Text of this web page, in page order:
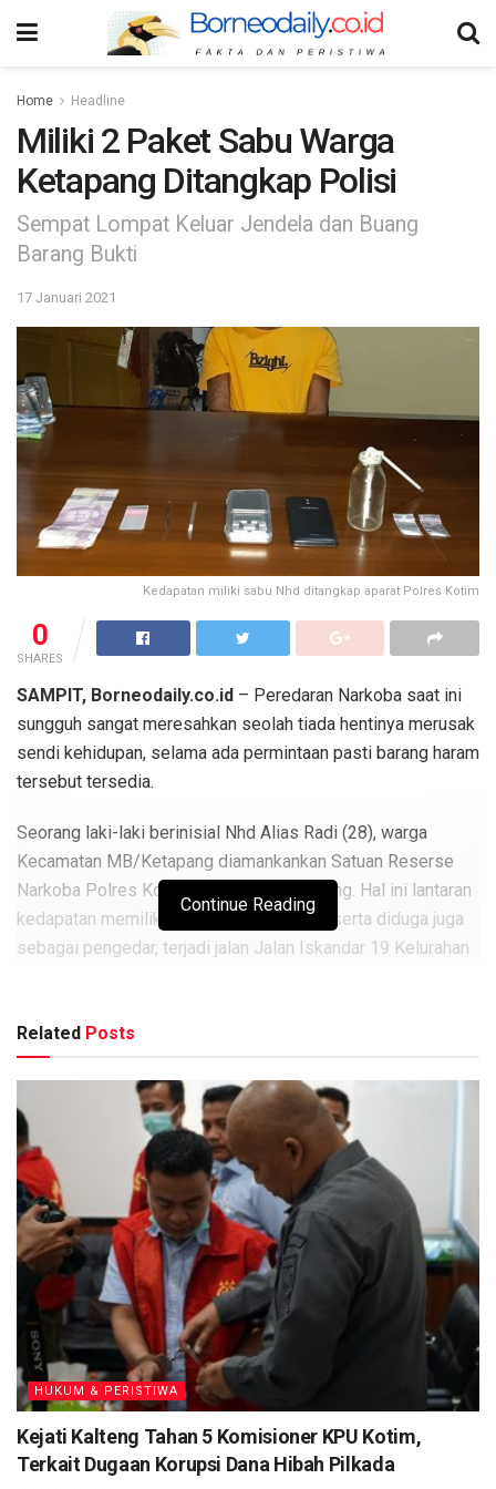
Home Headline
Miliki 2 Paket Sabu Warga
Ketapang Ditangkap Polisi
Sempat Lompat Keluar Jendela dan Buang
Barang Bukti
17 Januari 2021
Kedapatan miliki sabu Nhd ditangkap aparat Polres Kotim
0
SHARES
SAMPIT, Borneodaily.co.id – Peredaran Narkoba saat ini
sungguh sangat meresahkan seolah tiada hentinya merusak
sendi kehidupan, selama ada permintaan pasti barang haram
tersebut tersedia.
Seorang laki-laki berinisial Nhd Alias Radi (28), warga
Kecamatan MB/Ketapang diamankankan Satuan Reserse
Narkoba Polres Kotim jajaran Polda Kalteng. Hal ini lantaran
kedapatan memiliki Narkotika jenis Sabu serta diduga juga
sebagai pengedar, terjadi jalan Jalan Iskandar 19 Kelurahan
Berita
Kejati Kalteng Tahan 5 Komisioner KPU Kotim, Terkait
Dugaan Korupsi Dana Hibah Pilkada
Kapolres: Pembagian 500 Bendera Merah Putih ke
Pengguna Jalan Bentuk Ajakan Menumbuhkan
Semangat Nasionalisme
Satlantas Polresta Palangka Raya Rutin Tebar
Kepedulian Lewat Program 1 Hari 1 Kebaikan
Televisi Lokal se-Indonesia Sepakat Pilih Direktur
Bandung TV Alit Suwirya Nahkodai ATVLI Periode
2026–2030
bungkus plastik klip berisikan barang yang diduga narkotika
jenis sabu dengan berat kotor keseluruhan 0,83 gram, Uang
Continue Reading
Related Posts
HUKUM & PERISTIWA
Kejati Kalteng Tahan 5 Komisioner KPU Kotim,
Terkait Dugaan Korupsi Dana Hibah Pilkada